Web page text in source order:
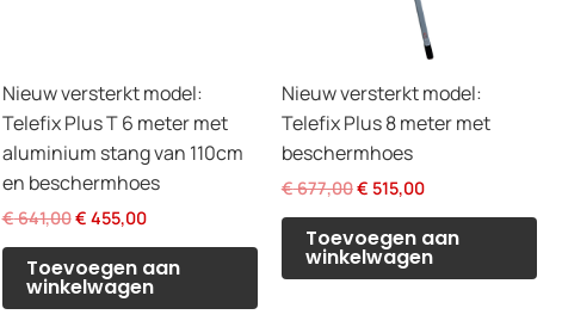
Nieuw versterkt model:
Telefix Plus T 6 meter met
aluminium stang van 110cm
en beschermhoes
€641,00Oorspronkelijke
was:
€ 641,00.
€ 455,00Huidige
is:
€ 455,00.
Toevoegen aan
winkelwagen
Nieuw versterkt model:
Telefix Plus 8 meter met
beschermhoes
€677,00Oorspronkelijke
was:
€ 677,00.
€ 515,00Huidige
is:
€ 515,00.
Toevoegen aan
winkelwagen